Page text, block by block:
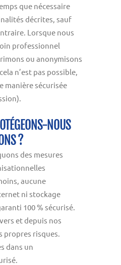
que nécessaire
décrites, sauf
Lorsque nous
professionnel
ou anonymisons
n’est pas possible,
manière sécurisée
NOUS
?
des mesures
aucune
ni stockage
100 % sécurisé.
et depuis nos
propres risques.
dans un